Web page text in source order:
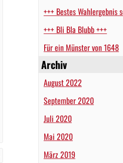
+++ Bestes Wahlergebnis
+++ Bli Bla Blubb +++
Für ein Münster von 1648
Archiv
August 2022
September 2020
Juli 2020
Mai 2020
März 2019